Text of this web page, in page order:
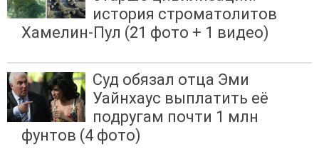
история строматолитов
Хамелин-Пул (21 фото + 1 видео)
Суд обязал отца Эми
Уайнхаус выплатить её
подругам почти 1 млн
фунтов (4 фото)